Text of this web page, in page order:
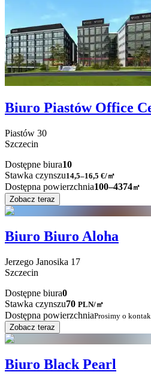
Biuro Piastów Office
Piastów 30
Szczecin
Dostępne biura10
Stawka czynszu14,5–16,5 €/㎡
Dostępna powierzchnia100–4374㎡
Zobacz teraz
Biuro Biuro Aloha
Jerzego Janosika 17
Szczecin
Dostępne biura0
Stawka czynszu70 PLN/㎡
Dostępna powierzchniaProsimy o
Zobacz teraz
Biuro Black Pearl